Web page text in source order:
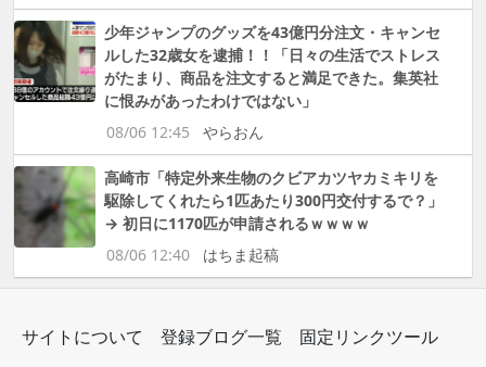
少年ジャンプのグッズを43億円分注文・キャンセ
ルした32歳女を逮捕！！「日々の生活でストレス
がたまり、商品を注文すると満足できた。集英社
に恨みがあったわけではない」
08/06 12:45
やらおん
高崎市「特定外来生物のクビアカツヤカミキリを
駆除してくれたら1匹あたり300円交付するで？」
→ 初日に1170匹が申請されるｗｗｗｗ
08/06 12:40
はちま起稿
サイトについて 登録ブログ一覧
固定リンクツール